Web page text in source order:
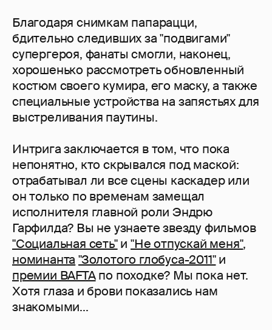
Благодаря снимкам папарацци,
бдительно следивших за "подвигами"
супергероя, фанаты смогли, наконец,
хорошенько рассмотреть обновленный
костюм своего кумира, его маску, а также
специальные устройства на запястьях для
выстреливания паутины.
Интрига заключается в том, что пока
непонятно, кто скрывался под маской:
отрабатывал ли все сцены каскадер или
он только по временам замещал
исполнителя главной роли Эндрю
Гарфилда? Вы не узнаете звезду фильмов
"Социальная сеть"и"Не отпускай меня",
номинанта "Золотого глобуса-2011"и
премии BAFTAпо походке? Мы пока нет.
Хотя глаза и брови показались нам
знакомыми...